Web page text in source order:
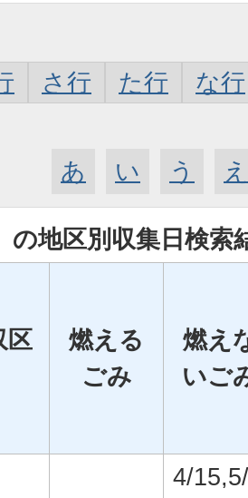
さ行 た行 な行
あ い う え
の地区別収集日検索
区
燃える
ごみ
燃え
いご
4/